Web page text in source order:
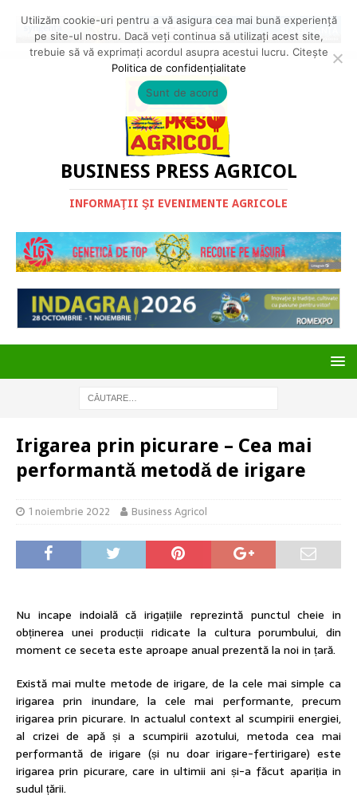
BUSINESS PRESS AGRICOL
INFORMAŢII ŞI EVENIMENTE AGRICOLE
Irigarea prin picurare – Cea mai
performantă metodă de irigare
1 noiembrie 2022 Business Agricol
Nu incape indoială că irigațiile reprezintă punctul cheie in
obținerea unei producții ridicate la cultura porumbului, din
moment ce seceta este aproape anual prezentă la noi in țară.
Există mai multe metode de irigare, de la cele mai simple ca
irigarea prin inundare, la cele mai performante, precum
irigarea prin picurare. In actualul context al scumpirii energiei,
al crizei de apă și a scumpirii azotului, metoda cea mai
performantă de irigare (și nu doar irigare-fertirigare) este
irigarea prin picurare, care in ultimii ani și-a făcut apariția in
sudul țării.
Utilizăm cookie-uri pentru a vă asigura cea mai bună experiență
pe site-ul nostru. Dacă veți continua să utilizați acest site,
trebuie să vă exprimați acordul asupra acestui lucru. Citește
Politica de confidențialitate
Sunt de acord